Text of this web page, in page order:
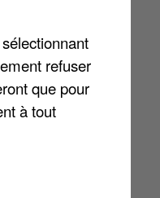
refuser
que pour
à tout